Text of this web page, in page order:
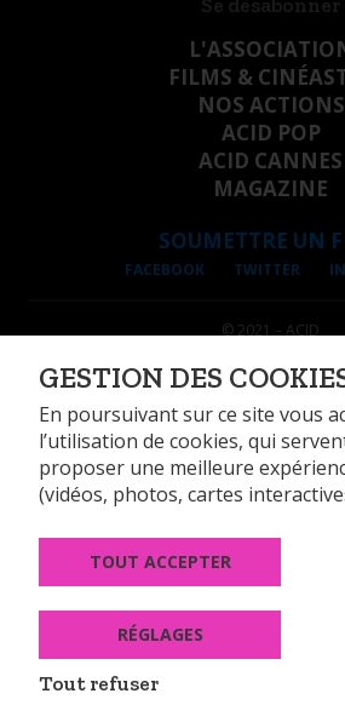
Se désabonner
FILMS &
NOS ACTIONS
ACID POP
ACID CANNES
MAGAZINE
SOUMETTRE UN
FACEBOOK TWITTER
© 2021 – ACID
DONNÉES
GESTION DES
Fax : +33 (0)1 44 89 99
GESTION DES
En poursuivant sur ce site vous
l’utilisation de cookies, qui
proposer une meilleure
(vidéos, photos, cartes
TOUT ACCEPTER
RÉGLAGES
Tout refuser